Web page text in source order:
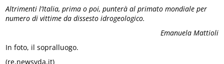
Altrimenti l’Italia, prima o poi, punterà al primato mondiale per
numero di vittime da dissesto idrogeologico.
Emanuela Mattioli
In foto, il sopralluogo.
(re.newsvda.it)